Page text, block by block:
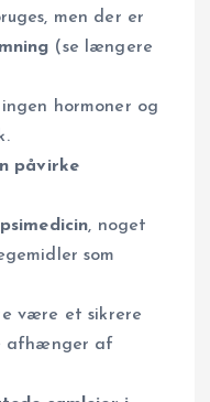
men der er
(se længere
hormoner og
påvirke
, noget
som
være et sikrere
afhænger af